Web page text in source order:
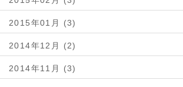
2015年01月 (3)
2014年12月 (2)
2014年11月 (3)